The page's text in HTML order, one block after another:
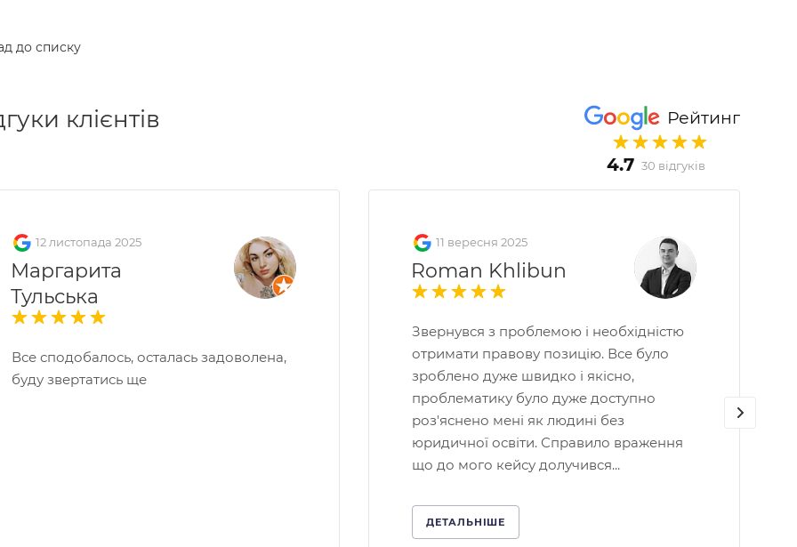
до списку
Рейтинг
4.7 30 відгуків
клієнтів
12 листопада 2025
Маргарита
Тульська
Все сподобалось, осталась задоволена,
буду звертатись ще
11 вересня 2025
Roman Khlibun
Звернувся з проблемою і необхідністю
отримати правову позицію. Все було
зроблено дуже швидко і якісно,
проблематику було дуже доступно
роз'яснено мені як людині без
юридичної освіти. Справило враження
що до мого кейсу долучився...
ДЕТАЛЬНІШЕ